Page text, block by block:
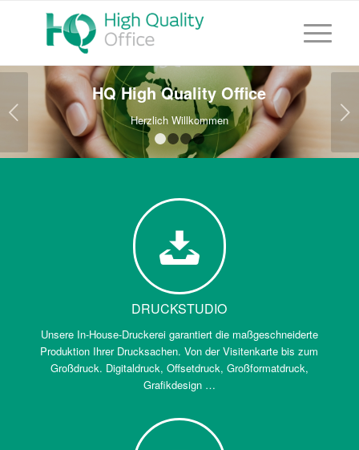
HQ High Quality Office
Herzlich Willkommen Weiter
1 2 3 4
DRUCKSTUDIO
Unsere In-House-Druckerei garantiert die maßgeschneiderte
Produktion Ihrer Drucksachen. Von der Visitenkarte bis zum
Großdruck. Digitaldruck, Offsetdruck, Großformatdruck,
Grafikdesign …